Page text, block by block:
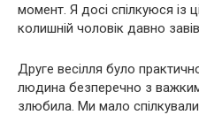
момент. Я досі спілкуюся
колишній чоловік давно
Друге весілля було
людина безперечно з
злюбила. Ми мало